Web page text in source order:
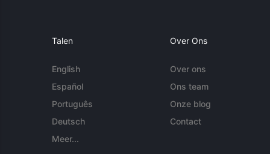
Talen
English
Español
Português
Deutsch
Meer...
Over Ons
Over ons
Ons team
Onze blog
Contact